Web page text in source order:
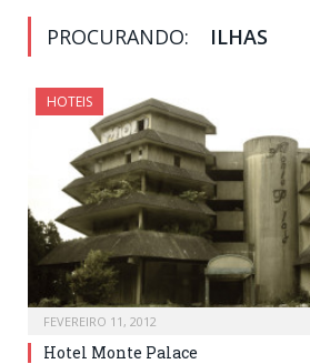
PROCURANDO: ILHAS
HOTEIS
FEVEREIRO 11, 2012
Hotel Monte Palace